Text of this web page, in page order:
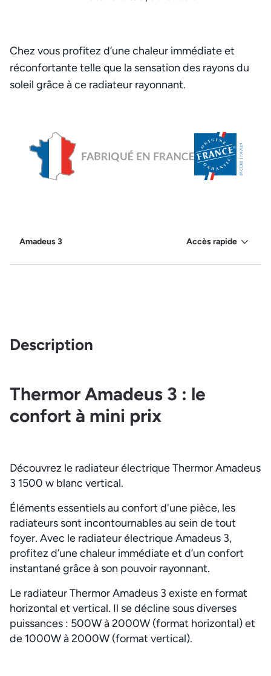
Chez vous profitez d’une chaleur immédiate et
réconfortante telle que la sensation des rayons du
soleil grâce à ce radiateur rayonnant.
Amadeus 3 Accès rapide
Description
Thermor Amadeus 3 : le
confort à mini prix
Découvrez le radiateur électrique Thermor Amadeus
3 1500 w blanc vertical.
Éléments essentiels au confort d'une pièce, les
radiateurs sont incontournables au sein de tout
foyer. Avec le radiateur électrique Amadeus 3,
profitez d’une chaleur immédiate et d’un confort
instantané grâce à son pouvoir rayonnant.
Le radiateur Thermor Amadeus 3 existe en format
horizontal et vertical. Il se décline sous diverses
puissances : 500W à 2000W (format horizontal) et
de 1000W à 2000W (format vertical).